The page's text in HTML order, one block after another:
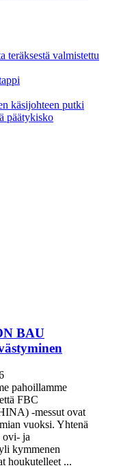
teräksestä valmistettu
käsijohteen putki
päätykisko
BAU
pahoillamme
FBC
-messut ovat
vuoksi. Yhtenä
ovi- ja
kymmenen
houkutelleet ...